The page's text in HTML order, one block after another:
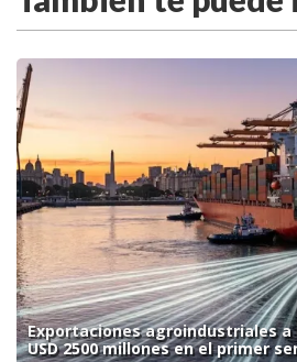
Exportaciones agroindustriales a
USD 2500 millones en el primer